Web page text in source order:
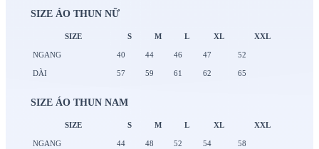
SIZE ÁO THUN NỮ
SIZE S M L XL XXL
NGANG 40 44 46 47 52
DÀI 57 59 61 62 65
SIZE ÁO THUN NAM
SIZE S M L XL XXL
NGANG 44 48 52 54 58